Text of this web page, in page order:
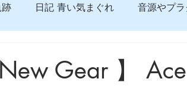
日記 青い気まぐれ 音源やプ
Gear 】